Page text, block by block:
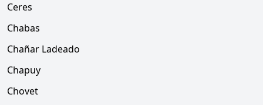
Ceres
Chabas
Chañar Ladeado
Chapuy
Chovet